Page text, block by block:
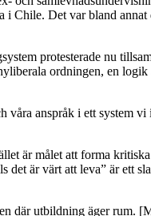
Chile. Det var bland
protesterade nu
ordningen, en logik
anspråk i ett system
är målet att forma
det är värt att leva” är ett
där utbildning äger rum. [